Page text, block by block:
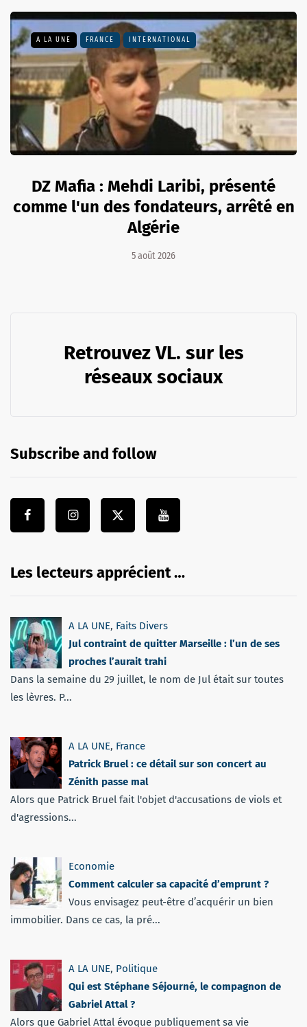
A LA UNE FRANCE INTERNATIONAL
DZ Mafia : Mehdi Laribi, présenté
comme l'un des fondateurs, arrêté en
Algérie
5 août 2026
Retrouvez VL. sur les
réseaux sociaux
Subscribe and follow
Les lecteurs apprécient …
A LA UNE, Faits Divers
Jul contraint de quitter Marseille : l’un de ses
proches l’aurait trahi
Dans la semaine du 29 juillet, le nom de Jul était sur toutes
les lèvres. P...
A LA UNE, France
Patrick Bruel : ce détail sur son concert au
Zénith passe mal
Alors que Patrick Bruel fait l'objet d'accusations de viols et
d'agressions...
Economie
Comment calculer sa capacité d’emprunt ?
Vous envisagez peut-être d’acquérir un bien
immobilier. Dans ce cas, la pré...
A LA UNE, Politique
Qui est Stéphane Séjourné, le compagnon de
Gabriel Attal ?
Alors que Gabriel Attal évoque publiquement sa vie